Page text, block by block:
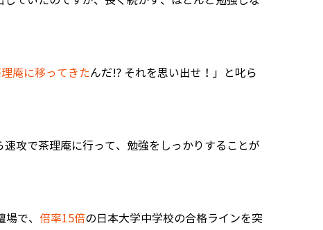
庵に移ってきたんだ!? それを思い出せ！」と叱ら
攻で茶理庵に行って、勉強をしっかりすることが
で、 倍率15倍の日本大学中学校の合格ラインを突